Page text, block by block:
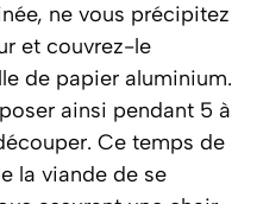
ne vous précipitez
et couvrez-le
de papier aluminium.
ainsi pendant 5 à
Ce temps de
la viande de se